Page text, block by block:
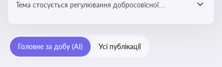
Тема стосується регулювання добросовісної
забезпечення рівних умов для суб’єктів
господарювання
Головне за добу (AI) Усі публікації